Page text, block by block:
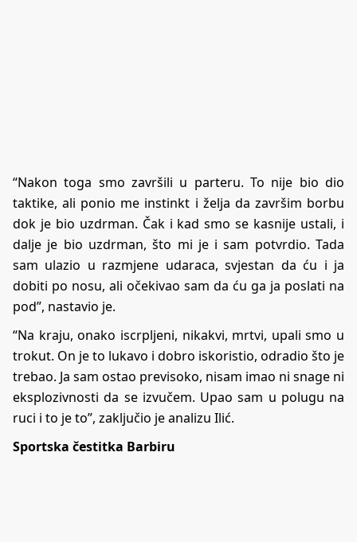
“Nakon toga smo završili u parteru. To nije bio dio
taktike, ali ponio me instinkt i želja da završim borbu
dok je bio uzdrman. Čak i kad smo se kasnije ustali, i
dalje je bio uzdrman, što mi je i sam potvrdio. Tada
sam ulazio u razmjene udaraca, svjestan da ću i ja
dobiti po nosu, ali očekivao sam da ću ga ja poslati na
pod”, nastavio je.
“Na kraju, onako iscrpljeni, nikakvi, mrtvi, upali smo u
trokut. On je to lukavo i dobro iskoristio, odradio što je
trebao. Ja sam ostao previsoko, nisam imao ni snage ni
eksplozivnosti da se izvučem. Upao sam u polugu na
ruci i to je to”, zaključio je analizu Ilić.
Sportska čestitka Barbiru